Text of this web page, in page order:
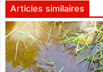
c
e
u
n
e
-
B
a
s
s
i
Articles similaires